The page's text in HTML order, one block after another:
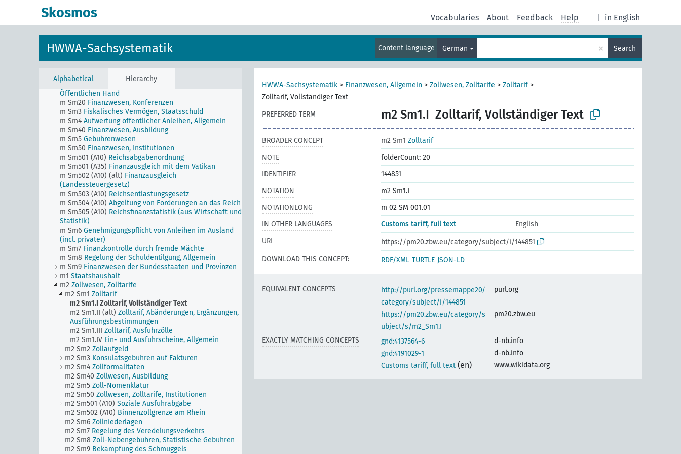
Skosmos in English
Vocabularies About Feedback Help
HWWA-Sachsystematik Content language German × Search
Alphabetical Hierarchy
k Wissenschaft und Bildungswesen, Allgemein
m Sm1 (obsolet) Privatwirtschaftliche Betätigung der
Öffentlichen Hand (obsolet)
m Sm12 Submissionswesen
m Sm2
Privatwirtschaftliche Betätigung der
Öffentlichen Hand
m Sm20 Finanzwesen, Konferenzen
m Sm3 Fiskalisches Vermögen, Staatsschuld
m Sm4 Aufwertung öffentlicher Anleihen, Allgemein
m Sm40 Finanzwesen, Ausbildung
m Sm5 Gebührenwesen
m Sm50 Finanzwesen, Institutionen
m Sm501 (A10) Reichsabgabenordnung
m Sm501 (A35) Finanzausgleich mit dem Vatikan
m Sm502 (A10) (alt) Finanzausgleich
(Landessteuergesetz)
m Sm503 (A10) Reichsentlastungsgesetz
m Sm504 (A10) Abgeltung von Forderungen an das Reich
m Sm505 (A10) Reichsfinanzstatistik (aus Wirtschaft und
Statistik)
m Sm6 Genehmigungspflicht von Anleihen im Ausland
(incl. privater)
m Sm7 Finanzkontrolle durch fremde Mächte
m Sm8 Regelung der Schuldentilgung, Allgemein
m Sm9 Finanzwesen der Bundesstaaten und Provinzen
m1 Staatshaushalt
m2 Zollwesen, Zolltarife
m2 Sm1 Zolltarif
m2 Sm1.IZolltarif, Vollständiger Text
m2 Sm1.II (alt) Zolltarif, Abänderungen, Ergänzungen,
Ausführungsbestimmungen
m2 Sm1.III Zolltarif, Ausfuhrzölle
m2 Sm1.IV Ein- und Ausfuhrscheine, Allgemein
m2 Sm2 Zollaufgeld
m2 Sm3 Konsulatsgebühren auf Fakturen
m2 Sm4 Zollformalitäten
m2 Sm40 Zollwesen, Ausbildung
m2 Sm5 Zoll-Nomenklatur
m2 Sm50 Zollwesen, Zolltarife, Institutionen
m2 Sm501 (A10) Soziale Ausfuhrabgabe
m2 Sm502 (A10) Binnenzollgrenze am Rhein
m2 Sm6 Zollniederlagen
m2 Sm7 Regelung des Veredelungsverkehrs
m2 Sm8 Zoll-Nebengebühren, Statistische Gebühren
m2 Sm9 Bekämpfung des Schmuggels
HWWA-Sachsystematik > Finanzwesen, Allgemein > Zollwesen, Zolltarife > Zolltarif>
Zolltarif, Vollständiger Text
PREFERRED TERM
m2 Sm1.I Zolltarif, Vollständiger Text
BROADER CONCEPT m2 Sm1 Zolltarif
NOTE
folderCount: 20
IDENTIFIER
144851
NOTATION
m2 Sm1.I
NOTATIONLONG
m 02 SM 001.01
IN OTHER LANGUAGES
Customs tariff, full text
English
URI
https://pm20.zbw.eu/category/subject/i/144851
DOWNLOAD THIS CONCEPT:
RDF/XML TURTLE JSON-LD
EQUIVALENT CONCEPTS
http://purl.org/pressemappe20/
category/subject/i/144851
purl.org
https://pm20.zbw.eu/category/s
ubject/s/m2_Sm1.I
pm20.zbw.eu
EXACTLY MATCHING CONCEPTS gnd:4137564-6
d-nb.info
gnd:4191029-1
d-nb.info
Customs tariff, full text (en) www.wikidata.org